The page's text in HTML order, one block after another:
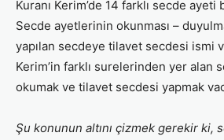
Kuranı Kerim’de 14 farklı secde ayeti
Secde ayetlerinin okunması –
yapılan secdeye tilavet secdesi ismi
Kerim’in farklı surelerinden yer alan
okumak ve tilavet secdesi yapmak
Şu konunun altını çizmek gerekir ki,